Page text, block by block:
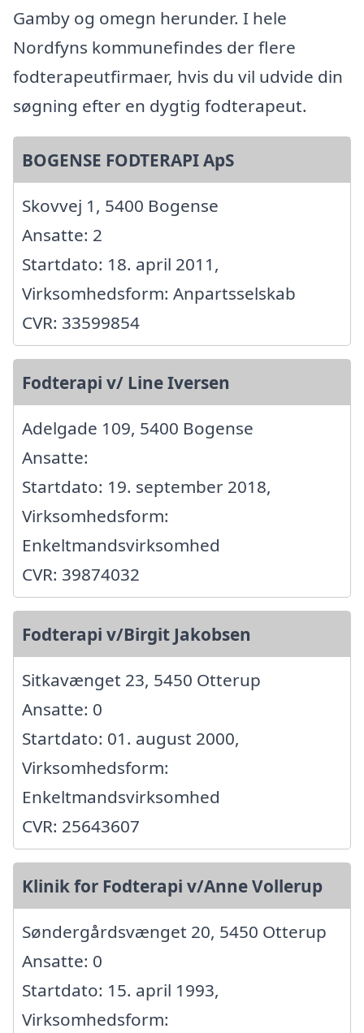
Gamby og omegn herunder. I hele
Nordfyns kommunefindes der flere
fodterapeutfirmaer, hvis du vil udvide din
søgning efter en dygtig fodterapeut.
BOGENSE FODTERAPI ApS
Skovvej 1, 5400 Bogense
Ansatte: 2
Startdato: 18. april 2011,
Virksomhedsform: Anpartsselskab
CVR: 33599854
Fodterapi v/ Line Iversen
Adelgade 109, 5400 Bogense
Ansatte:
Startdato: 19. september 2018,
Virksomhedsform:
Enkeltmandsvirksomhed
CVR: 39874032
Fodterapi v/Birgit Jakobsen
Sitkavænget 23, 5450 Otterup
Ansatte: 0
Startdato: 01. august 2000,
Virksomhedsform:
Enkeltmandsvirksomhed
CVR: 25643607
Klinik for Fodterapi v/Anne Vollerup
Søndergårdsvænget 20, 5450 Otterup
Ansatte: 0
Startdato: 15. april 1993,
Virksomhedsform: